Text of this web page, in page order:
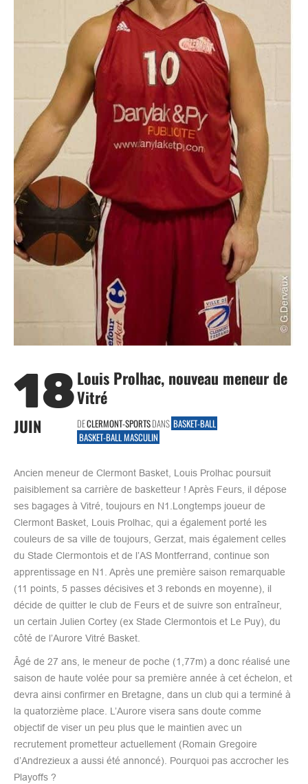
18
JUIN
Louis Prolhac, nouveau meneur de
Vitré
DECLERMONT-SPORTSDANS BASKET-BALL
BASKET-BALL MASCULIN
Ancien meneur de Clermont Basket, Louis Prolhac poursuit
paisiblement sa carrière de basketteur ! Après Feurs, il dépose
ses bagages à Vitré, toujours en N1.Longtemps joueur de
Clermont Basket, Louis Prolhac, qui a également porté les
couleurs de sa ville de toujours, Gerzat, mais également celles
du Stade Clermontois et de l’AS Montferrand, continue son
apprentissage en N1. Après une première saison remarquable
(11 points, 5 passes décisives et 3 rebonds en moyenne), il
décide de quitter le club de Feurs et de suivre son entraîneur,
un certain Julien Cortey (ex Stade Clermontois et Le Puy), du
côté de l’Aurore Vitré Basket.
Âgé de 27 ans, le meneur de poche (1,77m) a donc réalisé une
saison de haute volée pour sa première année à cet échelon, et
devra ainsi confirmer en Bretagne, dans un club qui a terminé à
la quatorzième place. L’Aurore visera sans doute comme
objectif de viser un peu plus que le maintien avec un
recrutement prometteur actuellement (Romain Gregoire
d’Andrezieux a aussi été annoncé). Pourquoi pas accrocher les
Playoffs ?